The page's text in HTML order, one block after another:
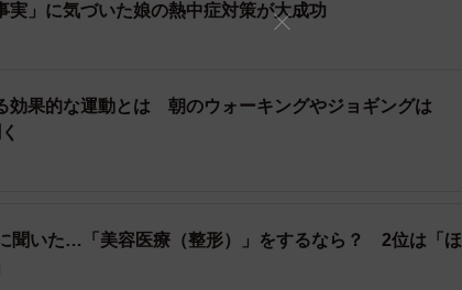
」に気づいた娘の熱中症対策が大成功
効果的な運動とは 朝のウォーキングやジョギングは
聞いた…「美容医療（整形）」をするなら？ 2位は「ほ